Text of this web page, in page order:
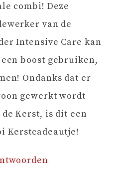
combi! Deze
van de
Intensive Care kan
boost gebruiken,
Ondanks dat er
gewerkt wordt
de Kerst, is dit een
Kerstcadeautje!